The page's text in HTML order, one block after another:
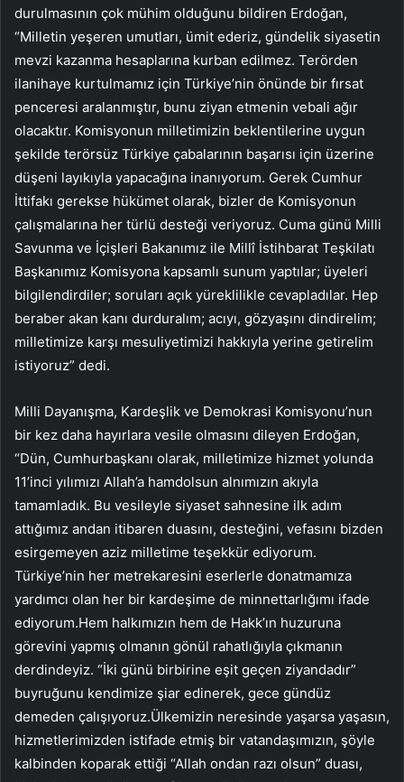
durulmasının çok mühim olduğunu bildiren Erdoğan,
“Milletin yeşeren umutları, ümit ederiz, gündelik siyasetin
mevzi kazanma hesaplarına kurban edilmez. Terörden
ilanihaye kurtulmamız için Türkiye’nin önünde bir fırsat
penceresi aralanmıştır, bunu ziyan etmenin vebali ağır
olacaktır. Komisyonun milletimizin beklentilerine uygun
şekilde terörsüz Türkiye çabalarının başarısı için üzerine
düşeni layıkıyla yapacağına inanıyorum. Gerek Cumhur
İttifakı gerekse hükümet olarak, bizler de Komisyonun
çalışmalarına her türlü desteği veriyoruz. Cuma günü Milli
Savunma ve İçişleri Bakanımız ile Millî İstihbarat Teşkilatı
Başkanımız Komisyona kapsamlı sunum yaptılar; üyeleri
bilgilendirdiler; soruları açık yüreklilikle cevapladılar. Hep
beraber akan kanı durduralım; acıyı, gözyaşını dindirelim;
milletimize karşı mesuliyetimizi hakkıyla yerine getirelim
istiyoruz” dedi.
Milli Dayanışma, Kardeşlik ve Demokrasi Komisyonu’nun
bir kez daha hayırlara vesile olmasını dileyen Erdoğan,
“Dün, Cumhurbaşkanı olarak, milletimize hizmet yolunda
11’inci yılımızı Allah’a hamdolsun alnımızın akıyla
tamamladık. Bu vesileyle siyaset sahnesine ilk adım
attığımız andan itibaren duasını, desteğini, vefasını bizden
esirgemeyen aziz milletime teşekkür ediyorum.
Türkiye’nin her metrekaresini eserlerle donatmamıza
yardımcı olan her bir kardeşime de minnettarlığımı ifade
ediyorum.Hem halkımızın hem de Hakk’ın huzuruna
görevini yapmış olmanın gönül rahatlığıyla çıkmanın
derdindeyiz. “İki günü birbirine eşit geçen ziyandadır”
buyruğunu kendimize şiar edinerek, gece gündüz
demeden çalışıyoruz.Ülkemizin neresinde yaşarsa yaşasın,
hizmetlerimizden istifade etmiş bir vatandaşımızın, şöyle
kalbinden koparak ettiği “Allah ondan razı olsun” duası,